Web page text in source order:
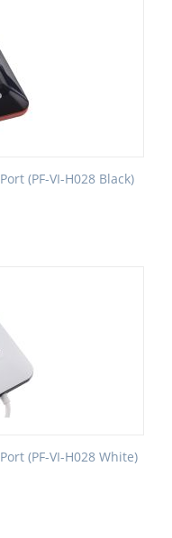
(PF-VI-H028 Black)
(PF-VI-H028 White)